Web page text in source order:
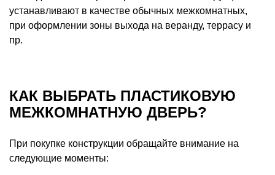
устанавливают в качестве обычных межкомнатных,
при оформлении зоны выхода на веранду, террасу и
пр.
КАК ВЫБРАТЬ ПЛАСТИКОВУЮ
МЕЖКОМНАТНУЮ ДВЕРЬ?
При покупке конструкции обращайте внимание на
следующие моменты: